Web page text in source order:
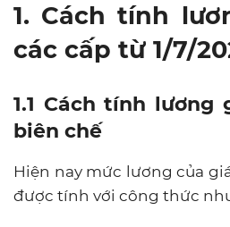
1. Cách tính
các cấp từ 1/7/
1.1 Cách tính lương
biên chế
Hiện nay mức lương của
được tính với công thức